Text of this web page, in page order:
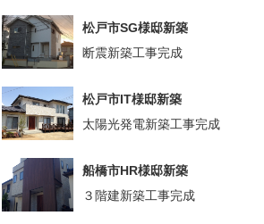
松戸市SG様邸新築
断震新築工事完成
松戸市IT様邸新築
太陽光発電新築工事完成
船橋市HR様邸新築
３階建新築工事完成